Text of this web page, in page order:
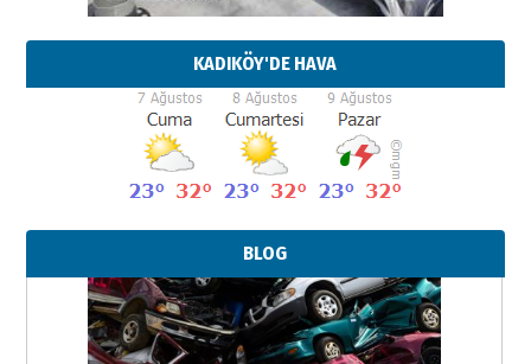
KADIKÖY'DE HAVA
BLOG